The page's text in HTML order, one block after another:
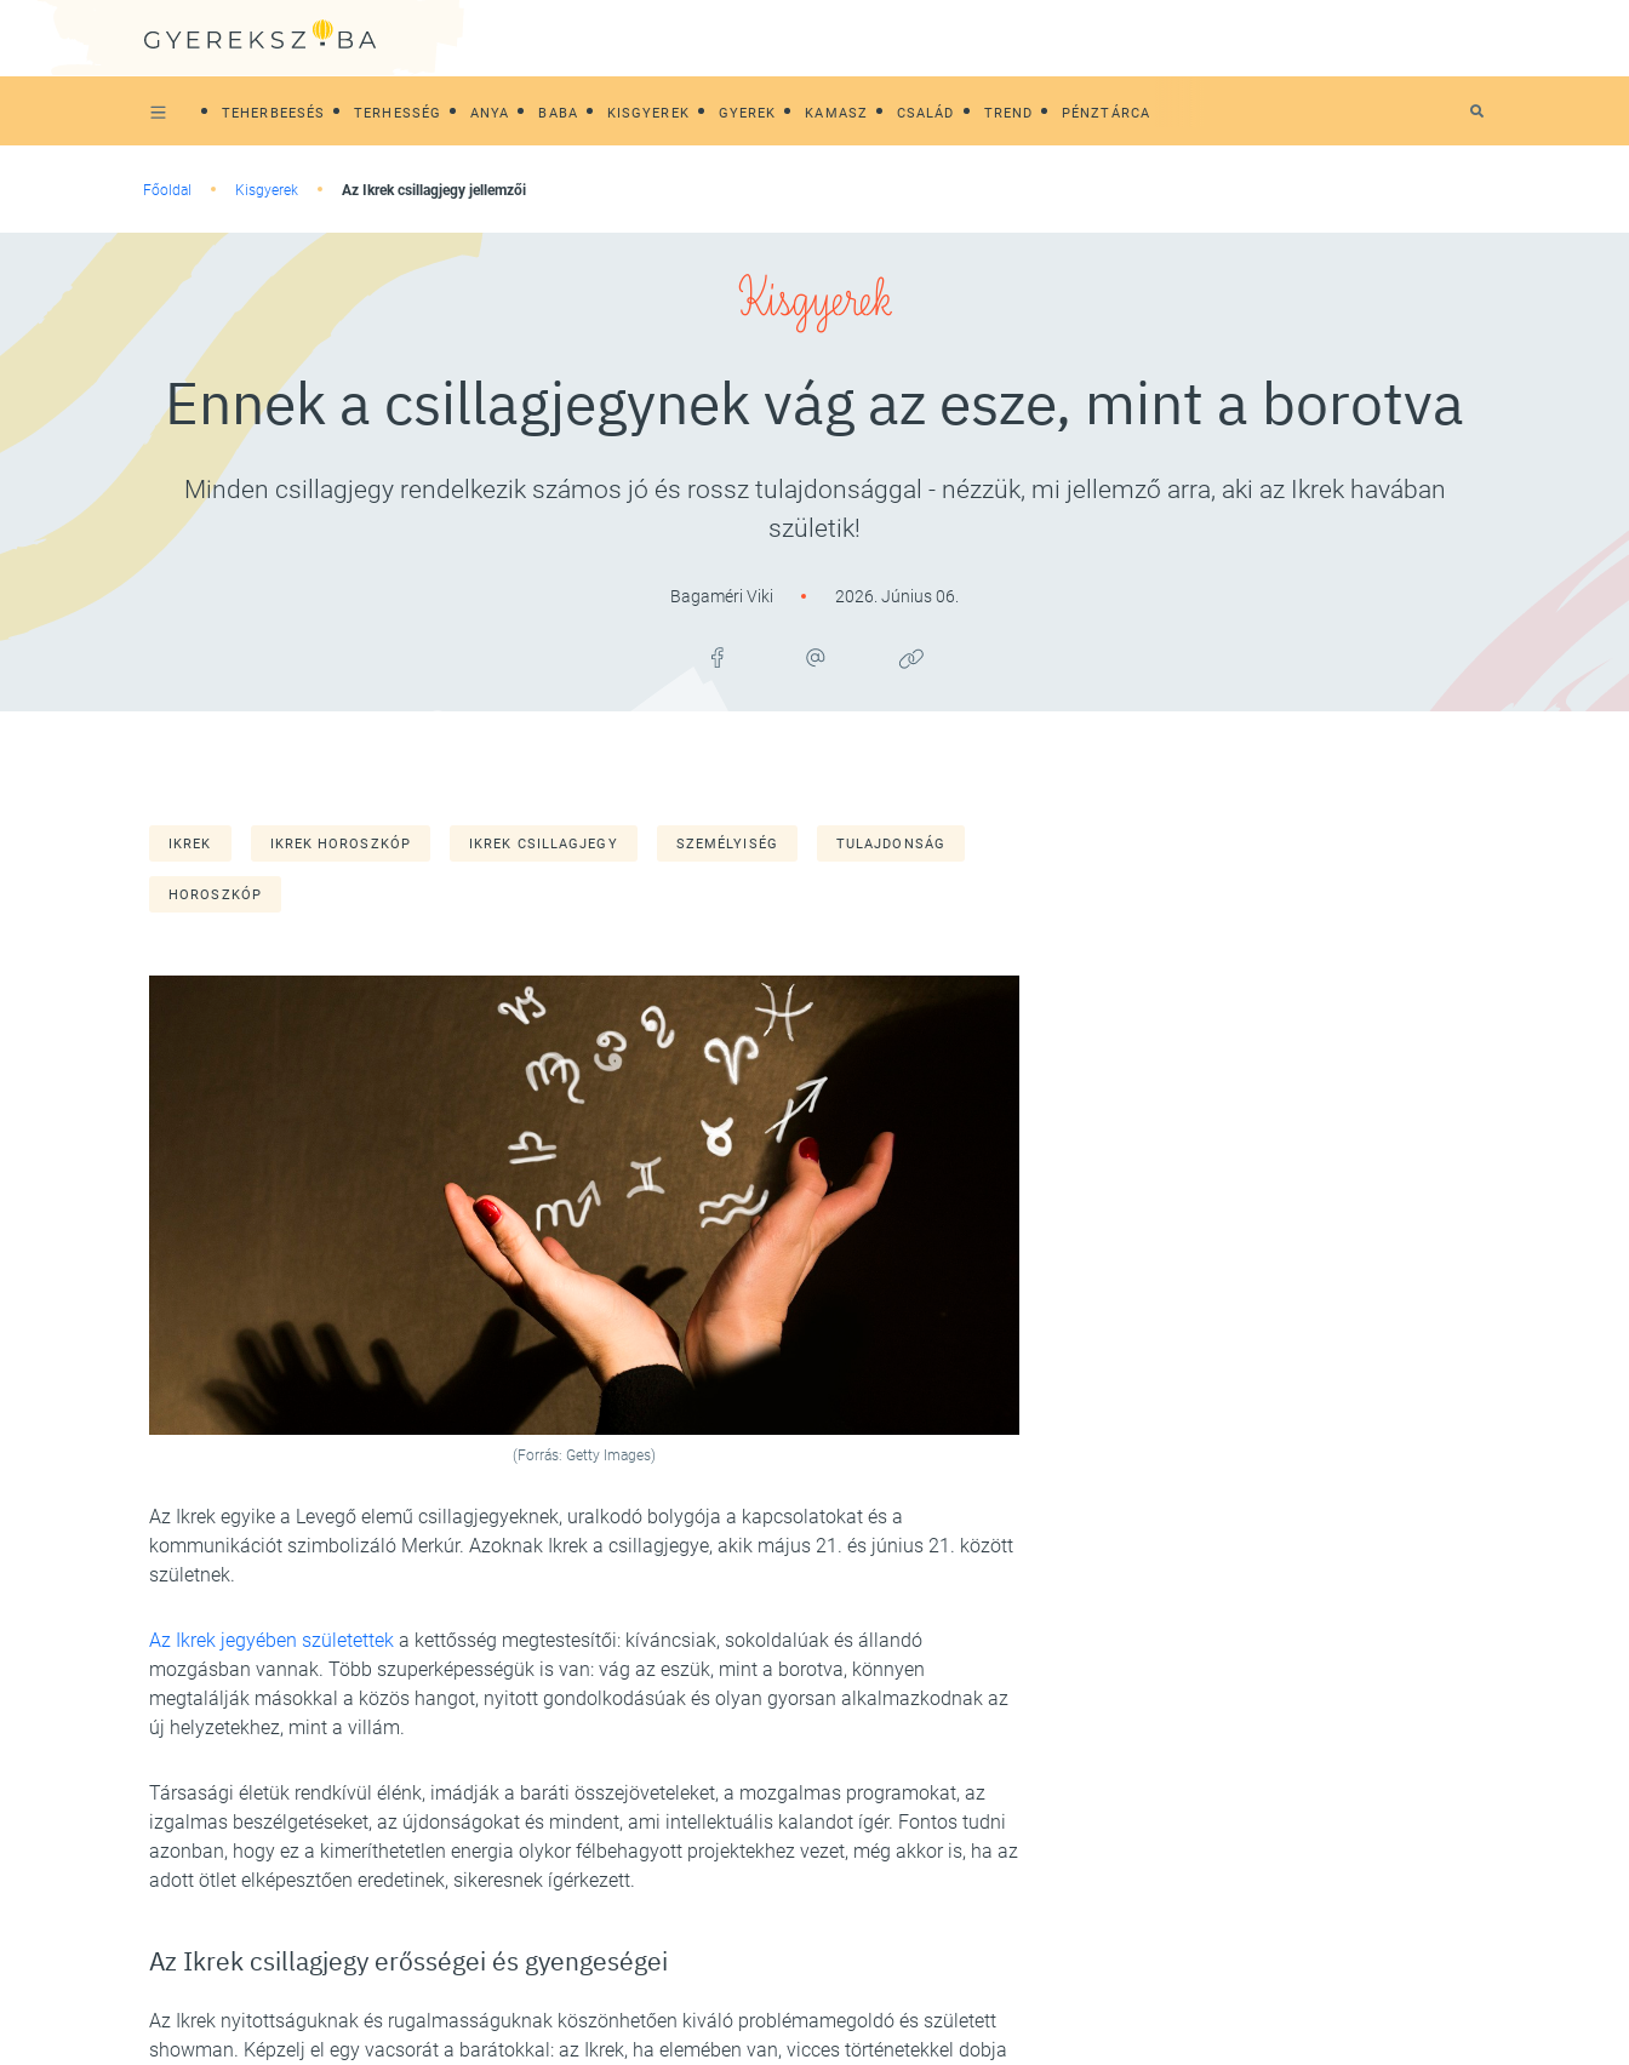
TEHERBEESÉS TERHESSÉG ANYA BABA KISGYEREK GYEREK KAMASZ CSALÁD TREND PÉNZTÁRCA
Főoldal Kisgyerek Az Ikrek csillagjegy jellemzői
Kisgyerek
Ennek a csillagjegynek vág az esze, mint a borotva
Minden csillagjegy rendelkezik számos jó és rossz tulajdonsággal - nézzük, mi jellemző arra, aki az Ikrek havában
születik!
Bagaméri Viki 2026. Június 06.
IKREK IKREK HOROSZKÓP IKREK CSILLAGJEGY SZEMÉLYISÉG TULAJDONSÁG
HOROSZKÓP
(Forrás: Getty Images)
Az Ikrek egyike a Levegő elemű csillagjegyeknek, uralkodó bolygója a kapcsolatokat és a
kommunikációt szimbolizáló Merkúr. Azoknak Ikrek a csillagjegye, akik május 21. és június 21. között
születnek.
Az Ikrek jegyében születettek a kettősség megtestesítői: kíváncsiak, sokoldalúak és állandó
mozgásban vannak. Több szuperképességük is van: vág az eszük, mint a borotva, könnyen
megtalálják másokkal a közös hangot, nyitott gondolkodásúak és olyan gyorsan alkalmazkodnak az
új helyzetekhez, mint a villám.
Társasági életük rendkívül élénk, imádják a baráti összejöveteleket, a mozgalmas programokat, az
izgalmas beszélgetéseket, az újdonságokat és mindent, ami intellektuális kalandot ígér. Fontos tudni
azonban, hogy ez a kimeríthetetlen energia olykor félbehagyott projektekhez vezet, még akkor is, ha az
adott ötlet elképesztően eredetinek, sikeresnek ígérkezett.
Az Ikrek csillagjegy erősségei és gyengeségei
Az Ikrek nyitottságuknak és rugalmasságuknak köszönhetően kiváló problémamegoldó és született
showman. Képzelj el egy vacsorát a barátokkal: az Ikrek, ha elemében van, vicces történetekkel dobja